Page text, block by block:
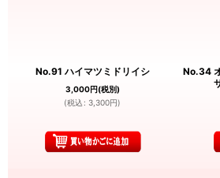
No.91 ハイマツミドリイシ
3,000円(税別)
(税込 : 3,300円)
No.34